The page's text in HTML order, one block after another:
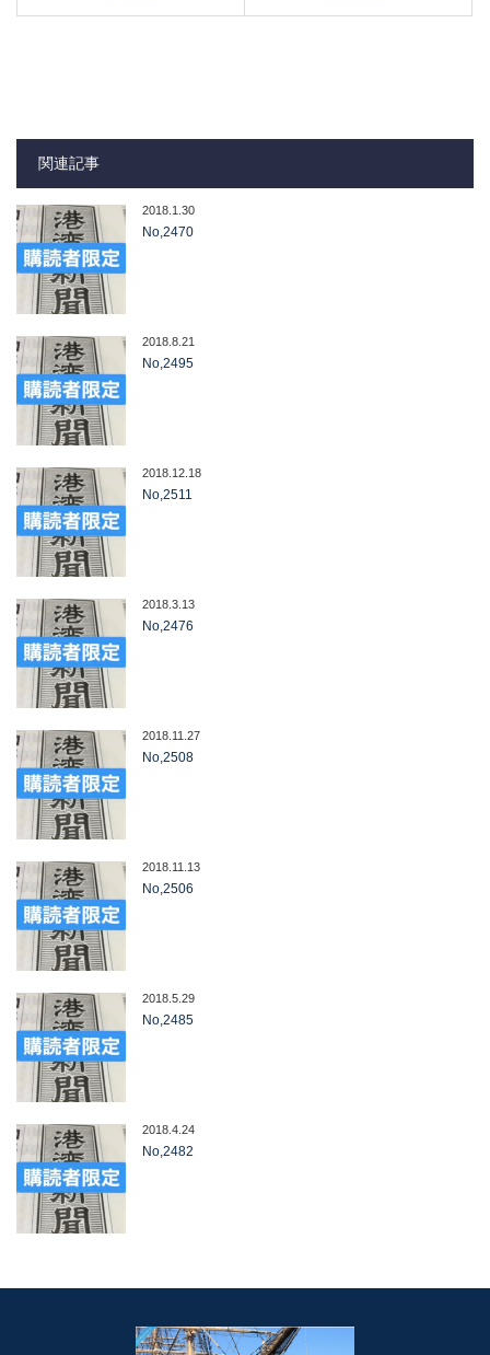
関連記事
2018.1.30
No,2470
2018.8.21
No,2495
2018.12.18
No,2511
2018.3.13
No,2476
2018.11.27
No,2508
2018.11.13
No,2506
2018.5.29
No,2485
2018.4.24
No,2482